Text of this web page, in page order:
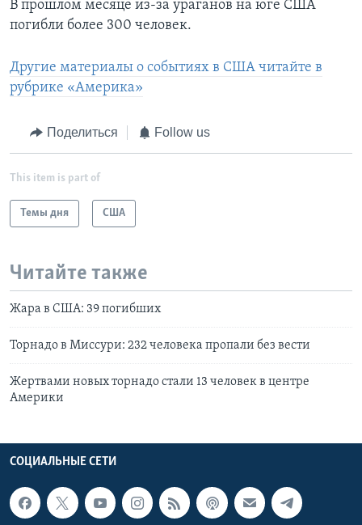
В прошлом месяце из-за ураганов на юге США
погибли более 300 человек.
Другие материалы о событиях в США читайте в
рубрике «Америка»
Поделиться Follow us
This item is part of
Темы дня США
Читайте также
Жара в США: 39 погибших
Торнадо в Миссури: 232 человека пропали без вести
Жертвами новых торнадо стали 13 человек в центре
Америки
СОЦИАЛЬНЫЕ СЕТИ